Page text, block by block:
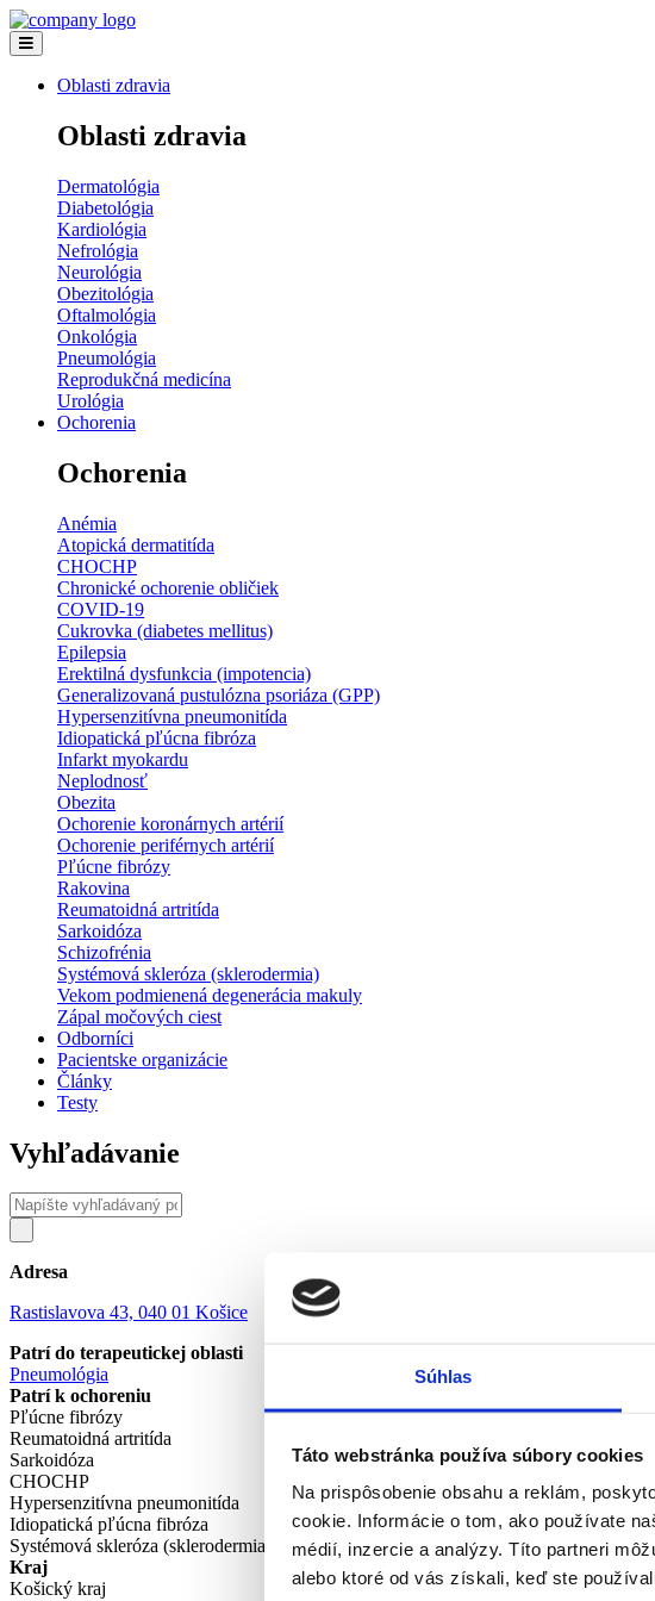
Súhlas
Táto webstránka používa súbory cookies
Na prispôsobenie obsahu a reklám,
cookie. Informácie o tom, ako používate
médií, inzercie a analýzy. Títo partneri
alebo ktoré od vás získali, keď ste
Oblasti zdravia
Oblasti zdravia
Dermatológia
Diabetológia
Kardiológia
Nefrológia
Neurológia
Obezitológia
Oftalmológia
Onkológia
Pneumológia
Reprodukčná medicína
Urológia
Ochorenia
Ochorenia
Anémia
Atopická dermatitída
CHOCHP
Chronické ochorenie obličiek
COVID-19
Cukrovka (diabetes mellitus)
Epilepsia
Erektilná dysfunkcia (impotencia)
Generalizovaná pustulózna psoriáza (GPP)
Hypersenzitívna pneumonitída
Idiopatická pľúcna fibróza
Infarkt myokardu
Neplodnosť
Obezita
Ochorenie koronárnych artérií
Ochorenie periférnych artérií
Pľúcne fibrózy
Rakovina
Reumatoidná artritída
Sarkoidóza
Schizofrénia
Systémová skleróza (sklerodermia)
Vekom podmienená degenerácia makuly
Zápal močových ciest
Odborníci
Pacientske organizácie
Články
Testy
Vyhľadávanie
Adresa
Rastislavova 43, 040 01 Košice
Patrí do terapeutickej oblasti
Pneumológia
Patrí k ochoreniu
Pľúcne fibrózy
Reumatoidná artritída
Sarkoidóza
CHOCHP
Hypersenzitívna pneumonitída
Idiopatická pľúcna fibróza
Systémová skleróza (sklerodermia)
Kraj
Košický kraj